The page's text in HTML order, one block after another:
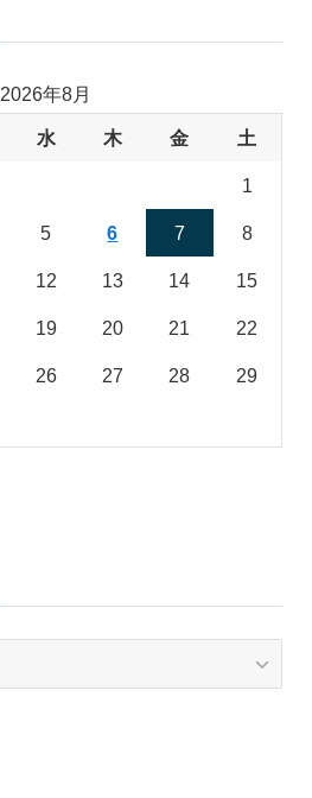
2026年8月
水 木 金 土
1
5 6 7 8
12 13 14 15
19 20 21 22
26 27 28 29